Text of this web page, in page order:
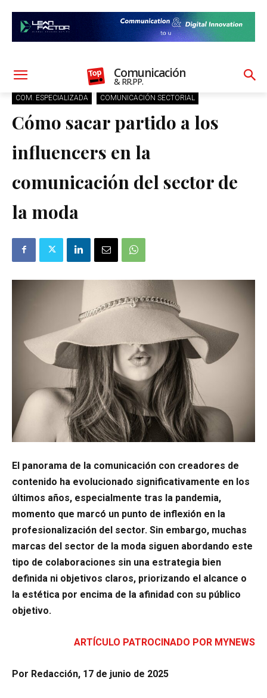
Comunicación
& RR.PP.
COM. ESPECIALIZADA COMUNICACIÓN SECTORIAL
Cómo sacar partido a los
influencers en la
comunicación del sector de
la moda
El panorama de la comunicación con creadores de
contenido ha evolucionado significativamente en los
últimos años, especialmente tras la pandemia,
momento que marcó un punto de inflexión en la
profesionalización del sector. Sin embargo, muchas
marcas del sector de la moda siguen abordando este
tipo de colaboraciones sin una estrategia bien
definida ni objetivos claros, priorizando el alcance o
la estética por encima de la afinidad con su público
objetivo.
ARTÍCULO PATROCINADO POR MYNEWS
Por Redacción, 17 de junio de 2025